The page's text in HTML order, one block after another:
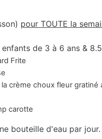
pour TOUTE la
de 3 à 6 ans &
Frite
fleur gratiné
bouteille d'eau par jour.